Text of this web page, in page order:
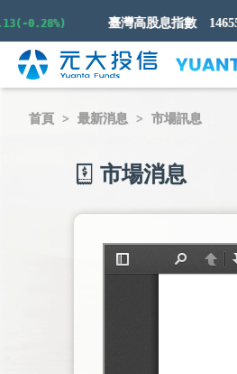
0.28%) 臺灣高股息指數 14655.27
首頁 最新消息 市場訊息
市場消息